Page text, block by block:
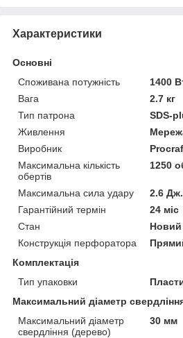
Характеристики
Основні
Споживана потужність
1400
Вага
2.7 кг
Тип патрона
SDS-
Живлення
Виробник
Максимальна кількість
обертів
1250
Максимальна сила удару
2.6 Дж.
Гарантійний термін
24 міс
Стан
Новий
Конструкція перфоратора
Комплектація
Тип упаковки
Максимальний діаметр
Максимальний діаметр
свердління (дерево)
30 мм